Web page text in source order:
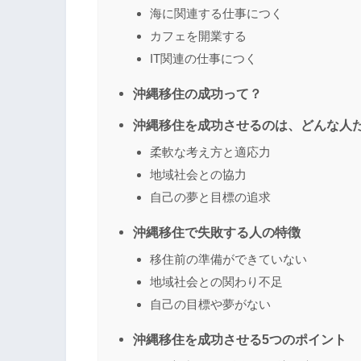
海に関連する仕事につく
カフェを開業する
IT関連の仕事につく
沖縄移住の成功って？
沖縄移住を成功させるのは、どんな人
柔軟な考え方と適応力
地域社会との協力
自己の夢と目標の追求
沖縄移住で失敗する人の特徴
移住前の準備ができていない
地域社会との関わり不足
自己の目標や夢がない
沖縄移住を成功させる5つのポイント